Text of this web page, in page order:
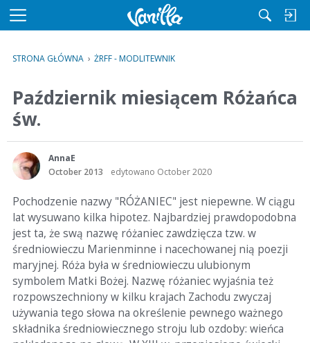
M
u
STRONA GŁÓWNA › ŻRFF - MODLITEWNIK
Październik miesiącem Różańca
św.
AnnaE
October 2013
edytowano October 2020
Pochodzenie nazwy "RÓŻANIEC" jest niepewne. W ciągu
lat wysuwano kilka hipotez. Najbardziej prawdopodobna
jest ta, że swą nazwę różaniec zawdzięcza tzw. w
średniowieczu Marienminne i nacechowanej nią poezji
maryjnej. Róża była w średniowieczu ulubionym
symbolem Matki Bożej. Nazwę różaniec wyjaśnia też
rozpowszechniony w kilku krajach Zachodu zwyczaj
używania tego słowa na określenie pewnego ważnego
składnika średniowiecznego stroju lub ozdoby: wieńca